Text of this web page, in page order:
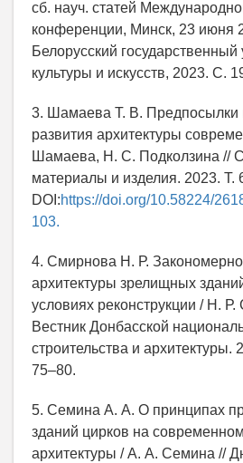
сб. науч. статей
конференции, Минск, 23 июня
Белорусский государственный
культуры и искусств, 2023. С.
3. Шамаева Т. В. Предпосылки
развития архитектуры
Шамаева, Н. С. Подколзина //
материалы и изделия. 2023.
DOI:https://doi.org/10.58224/
103.
4. Смирнова Н. Р.
архитектуры зрелищных
условиях реконструкции / Н.
Вестник Донбасской
строительства и
75–80.
5. Семина А. А. О принципах
зданий цирков на
архитектуры / А. А. Семина //